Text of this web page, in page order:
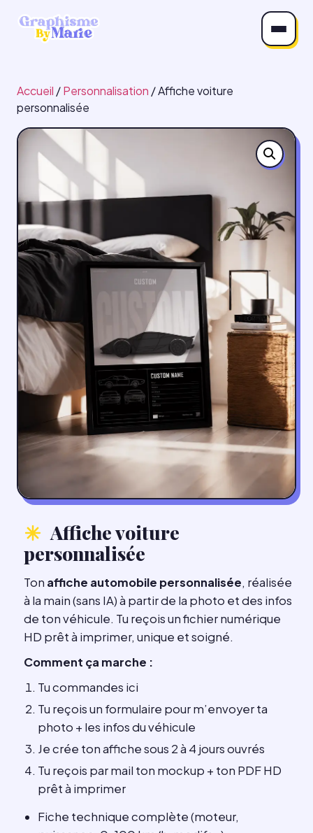
Accueil /Personnalisation / Affiche voiture
personnalisée
Affiche voiture
personnalisée
Ton affiche automobile personnalisée, réalisée
à la main (sans IA) à partir de la photo et des infos
de ton véhicule. Tu reçois un fichier numérique
HD prêt à imprimer, unique et soigné.
Comment ça marche :
Tu commandes ici
Tu reçois un formulaire pour m’envoyer ta
photo + les infos du véhicule
Je crée ton affiche sous 2 à 4 jours ouvrés
Tu reçois par mail ton mockup + ton PDF HD
prêt à imprimer
Fiche technique complète (moteur,